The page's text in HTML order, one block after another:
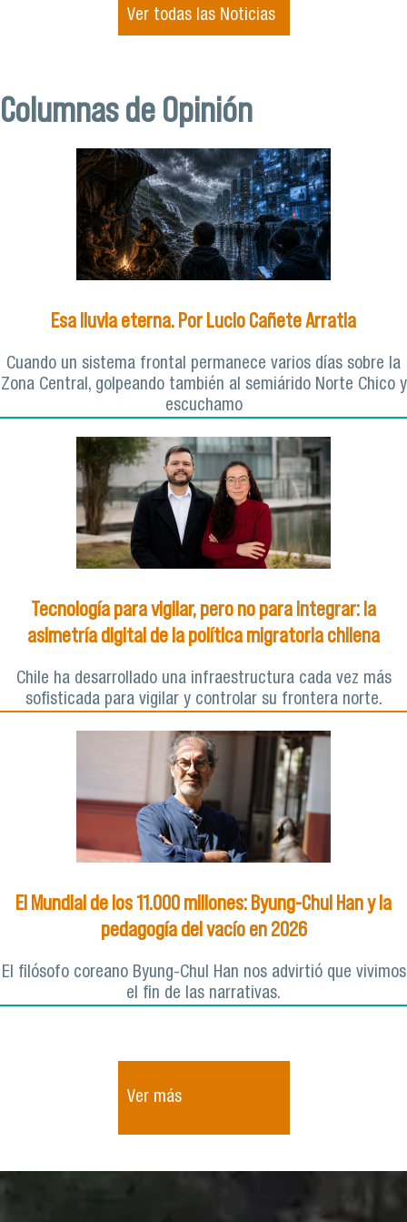
Ver todas las Noticias
Columnas de Opinión
Esa lluvia eterna. Por Lucio Cañete Arratia
Cuando un sistema frontal permanece varios días sobre la
Zona Central, golpeando también al semiárido Norte Chico y
escuchamo
Tecnología para vigilar, pero no para integrar: la
asimetría digital de la política migratoria chilena
Chile ha desarrollado una infraestructura cada vez más
sofisticada para vigilar y controlar su frontera norte.
El Mundial de los 11.000 millones: Byung-Chul Han y la
pedagogía del vacío en 2026
El filósofo coreano Byung-Chul Han nos advirtió que vivimos
el fin de las narrativas.
Ver más